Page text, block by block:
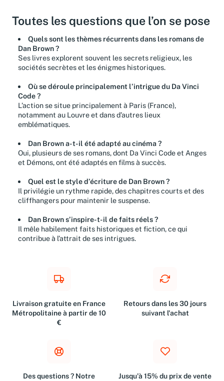
Toutes les questions que l’on se pose
Quels sont les thèmes récurrents dans les romans de
Dan Brown ?
Ses livres explorent souvent les secrets religieux, les
sociétés secrètes et les énigmes historiques.
Où se déroule principalement l’intrigue du Da Vinci
Code ?
L’action se situe principalement à Paris (France),
notamment au Louvre et dans d’autres lieux
emblématiques.
Dan Brown a-t-il été adapté au cinéma ?
Oui, plusieurs de ses romans, dont Da Vinci Code et Anges
et Démons, ont été adaptés en films à succès.
Quel est le style d’écriture de Dan Brown ?
Il privilégie un rythme rapide, des chapitres courts et des
cliffhangers pour maintenir le suspense.
Dan Brown s’inspire-t-il de faits réels ?
Il mêle habilement faits historiques et fiction, ce qui
contribue à l’attrait de ses intrigues.
Livraison gratuite en France
Métropolitaine à partir de 10
€
Retours dans les 30 jours
suivant l'achat
Des questions ? Notre
Jusqu'à 15% du prix de vente